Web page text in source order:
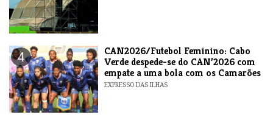
4
CAN2026/Futebol Feminino: Cabo
Verde despede-se do CAN’2026 com
empate a uma bola com os Camarões
EXPRESSO DAS ILHAS